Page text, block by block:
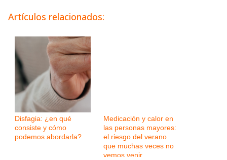
Artículos relacionados:
Disfagia: ¿en qué
consiste y cómo
podemos abordarla?
Medicación y calor en
las personas mayores:
el riesgo del verano
que muchas veces no
vemos venir